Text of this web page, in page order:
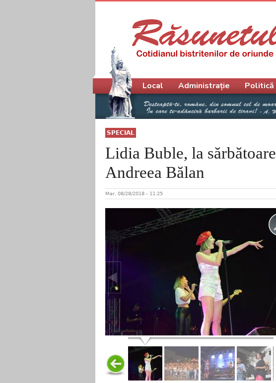
SPECIAL
Lidia Buble, la
Andreea Bălan
Mar, 08/28/2018 - 11:25
Meniu principal
Local Administrație Politică